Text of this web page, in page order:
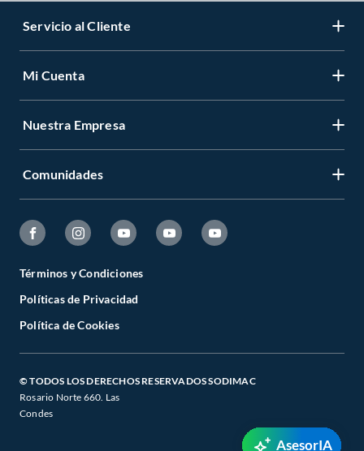
Servicio al Cliente
Mi Cuenta
Nuestra Empresa
Comunidades
Términos y Condiciones
Políticas de Privacidad
Política de Cookies
© TODOS LOS DERECHOS RESERVADOS SODIMAC
Rosario Norte 660. Las
Condes
AsesorIA